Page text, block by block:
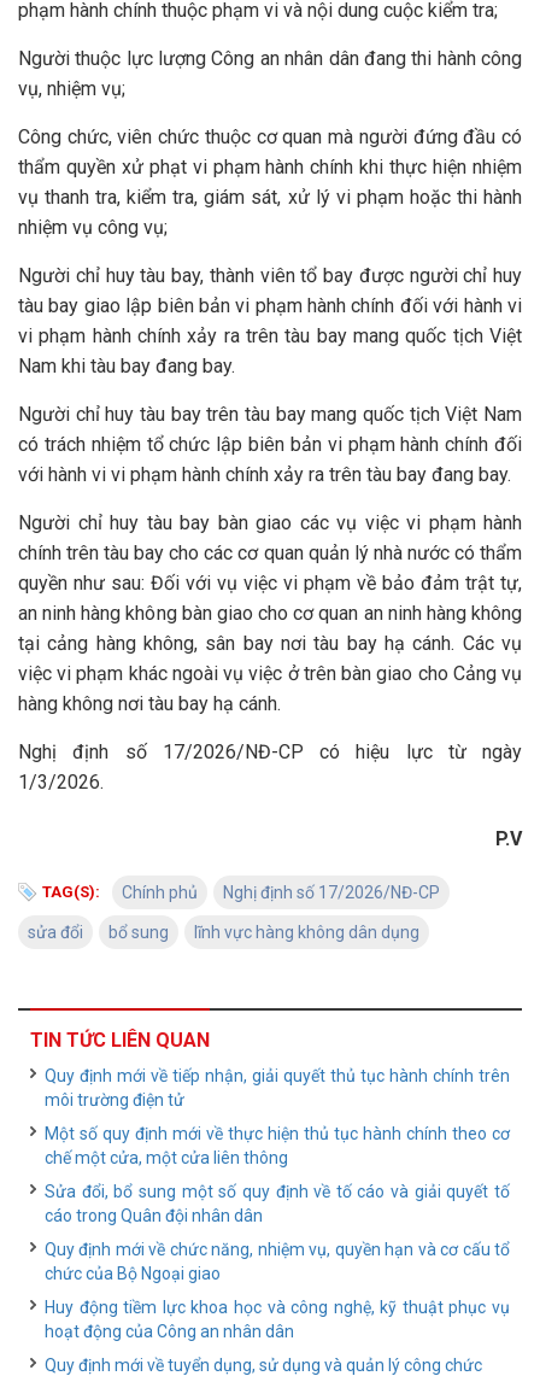
phạm hành chính thuộc phạm vi và nội dung cuộc kiểm tra;
Người thuộc lực lượng Công an nhân dân đang thi hành công
vụ, nhiệm vụ;
Công chức, viên chức thuộc cơ quan mà người đứng đầu có
thẩm quyền xử phạt vi phạm hành chính khi thực hiện nhiệm
vụ thanh tra, kiểm tra, giám sát, xử lý vi phạm hoặc thi hành
nhiệm vụ công vụ;
Người chỉ huy tàu bay, thành viên tổ bay được người chỉ huy
tàu bay giao lập biên bản vi phạm hành chính đối với hành vi
vi phạm hành chính xảy ra trên tàu bay mang quốc tịch Việt
Nam khi tàu bay đang bay.
Người chỉ huy tàu bay trên tàu bay mang quốc tịch Việt Nam
có trách nhiệm tổ chức lập biên bản vi phạm hành chính đối
với hành vi vi phạm hành chính xảy ra trên tàu bay đang bay.
Người chỉ huy tàu bay bàn giao các vụ việc vi phạm hành
chính trên tàu bay cho các cơ quan quản lý nhà nước có thẩm
quyền như sau: Đối với vụ việc vi phạm về bảo đảm trật tự,
an ninh hàng không bàn giao cho cơ quan an ninh hàng không
tại cảng hàng không, sân bay nơi tàu bay hạ cánh. Các vụ
việc vi phạm khác ngoài vụ việc ở trên bàn giao cho Cảng vụ
hàng không nơi tàu bay hạ cánh.
Nghị định số 17/2026/NĐ-CP có hiệu lực từ ngày
1/3/2026.
P.V
TAG(S): Chính phủ Nghị định số 17/2026/NĐ-CP
sửa đổi bổ sung lĩnh vực hàng không dân dụng
TIN TỨC LIÊN QUAN
Quy định mới về tiếp nhận, giải quyết thủ tục hành chính trên
môi trường điện tử
Một số quy định mới về thực hiện thủ tục hành chính theo cơ
chế một cửa, một cửa liên thông
Sửa đổi, bổ sung một số quy định về tố cáo và giải quyết tố
cáo trong Quân đội nhân dân
Quy định mới về chức năng, nhiệm vụ, quyền hạn và cơ cấu tổ
chức của Bộ Ngoại giao
Huy động tiềm lực khoa học và công nghệ, kỹ thuật phục vụ
hoạt động của Công an nhân dân
Quy định mới về tuyển dụng, sử dụng và quản lý công chức